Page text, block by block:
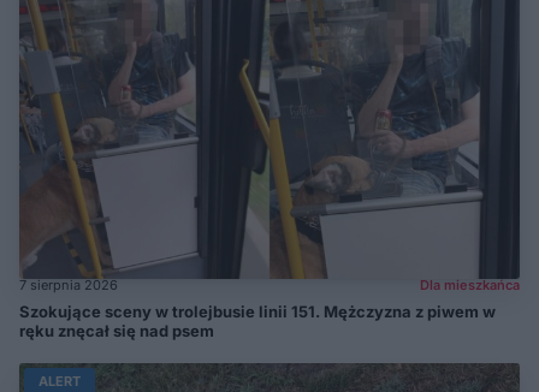
7 sierpnia 2026 Dla mieszkańca
Szokujące sceny w trolejbusie linii 151. Mężczyzna z piwem w
ręku znęcał się nad psem
ALERT